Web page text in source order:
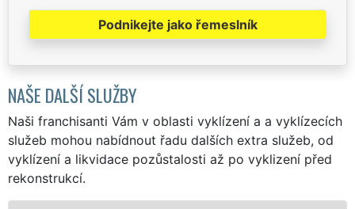
Podnikejte jako řemeslník
NAŠE DALŠÍ SLUŽBY
Naši franchisanti Vám v oblasti vyklízení a a vyklízecích
služeb mohou nabídnout řadu dalších extra služeb, od
vyklízení a likvidace pozůstalosti až po vyklizení před
rekonstrukcí.